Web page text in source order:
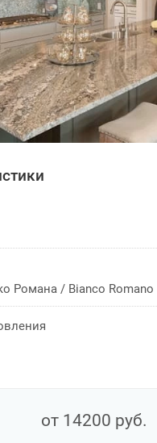
Романа / Bianco Romano
от 14200 руб.